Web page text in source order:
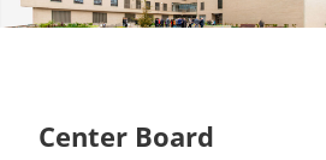
Center Board